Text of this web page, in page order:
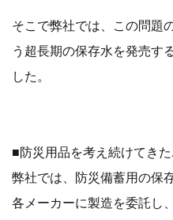
そこで弊社では、この問題
う超長期の保存水を発売す
した。
■防災用品を考え続けてき
弊社では、防災備蓄用の保
各メーカーに製造を委託し